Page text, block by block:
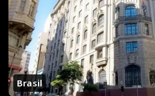
Brasil